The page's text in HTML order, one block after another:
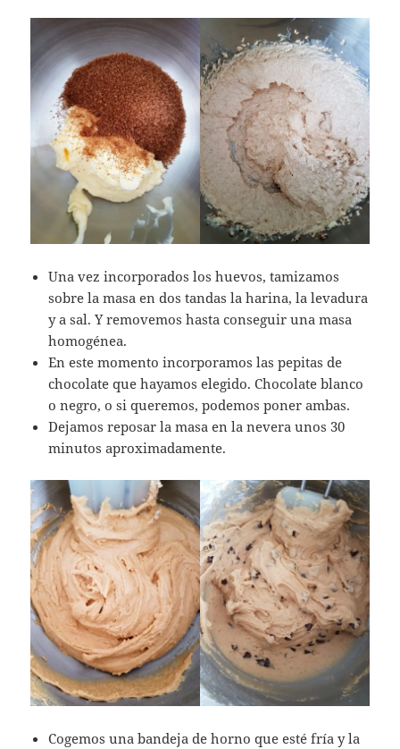
Una vez incorporados los huevos, tamizamos
sobre la masa en dos tandas la harina, la levadura
y a sal. Y removemos hasta conseguir una masa
homogénea.
En este momento incorporamos las pepitas de
chocolate que hayamos elegido. Chocolate blanco
o negro, o si queremos, podemos poner ambas.
Dejamos reposar la masa en la nevera unos 30
minutos aproximadamente.
Cogemos una bandeja de horno que esté fría y la